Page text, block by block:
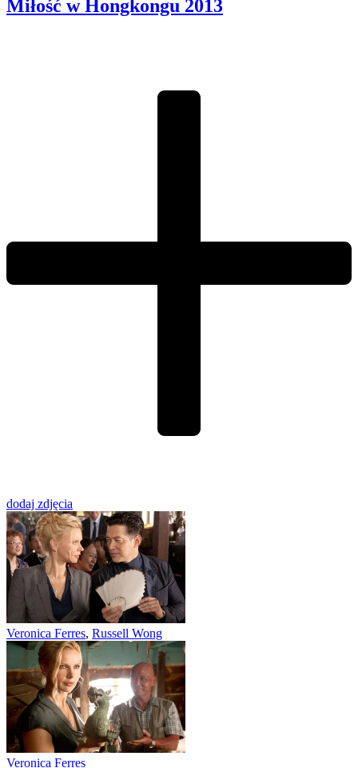
Miłość w Hongkongu 2013
dodaj zdjęcia
Veronica Ferres, Russell Wong
Veronica Ferres